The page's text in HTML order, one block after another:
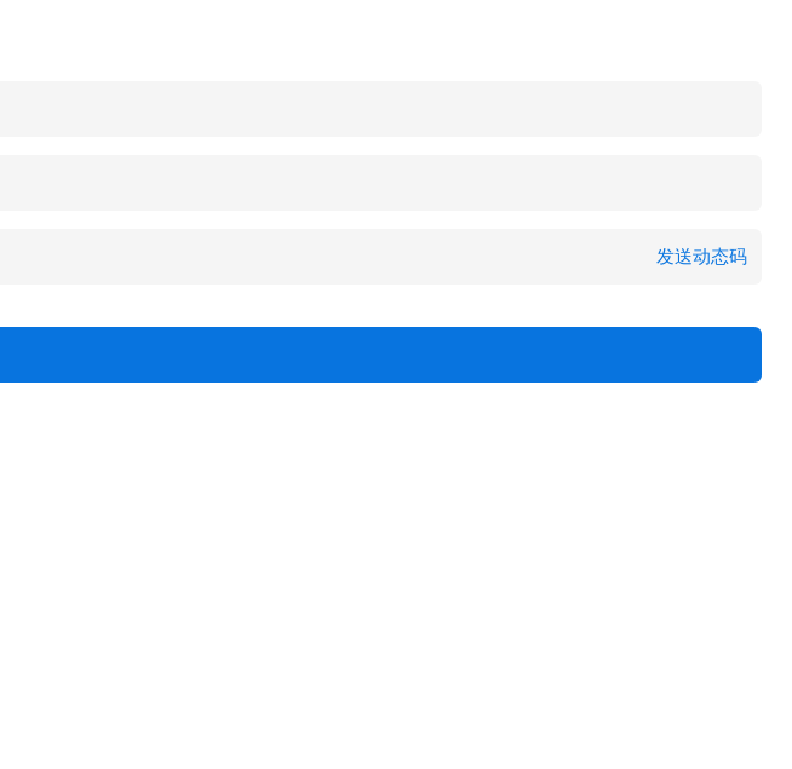
发送动态码